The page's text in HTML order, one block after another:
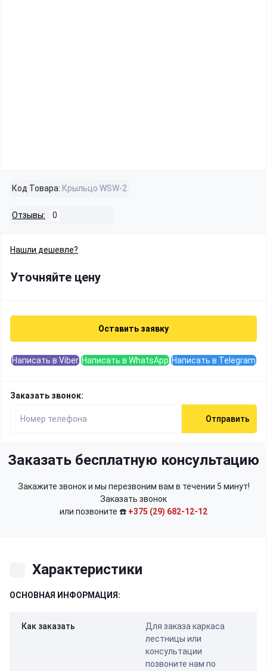
Код Товара: Крыльцо WSW-2
Отзывы: 0
Нашли дешевле?
Уточняйте цену
Оставить заявку
Написать в Viber Написать в WhatsApp Написать в Telegram
Заказать звонок:
Отправить
Заказать бесплатную консультацию
Закажите звонок и мы перезвоним вам в течении 5 минут!
Заказать звонок
или позвоните ☎️ +375 (29) 682-12-12
Характеристики
ОСНОВНАЯ ИНФОРМАЦИЯ:
Как заказать
Для заказа каркаса
лестницы или
консультации
позвоните нам по